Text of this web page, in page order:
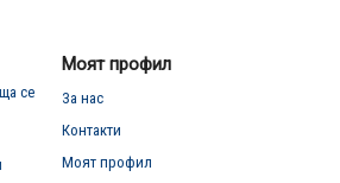
се
Моят профил
За нас
Контакти
Моят профил